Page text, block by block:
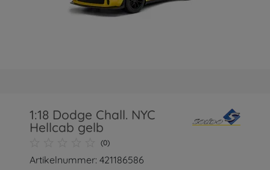
1:18 Dodge Chall. NYC
Hellcab gelb
(0)
Artikelnummer: 421186586